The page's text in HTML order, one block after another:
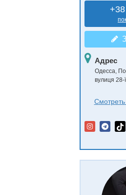
Адрес
Одесса,
вулиця 28-
Смотреть